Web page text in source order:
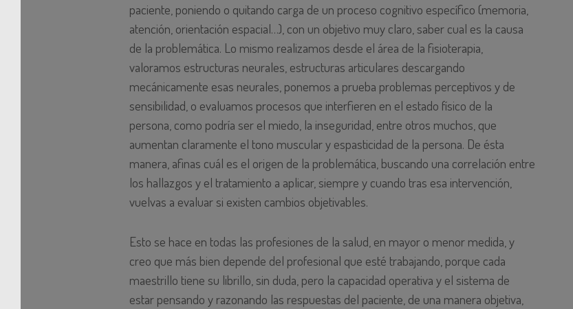
paciente, poniendo o quitando carga de un proceso cognitivo específico (memoria,
atención, orientación espacial…), con un objetivo muy claro, saber cual es la causa
de la problemática. Lo mismo realizamos desde el área de la fisioterapia,
valoramos estructuras neurales, estructuras articulares descargando
mecánicamente esas neurales, ponemos a prueba problemas perceptivos y de
sensibilidad, o evaluamos procesos que interfieren en el estado físico de la
persona, como podría ser el miedo, la inseguridad, entre otros muchos, que
aumentan claramente el tono muscular y espasticidad de la persona. De ésta
manera, afinas cuál es el origen de la problemática, buscando una correlación entre
los hallazgos y el tratamiento a aplicar, siempre y cuando tras esa intervención,
vuelvas a evaluar si existen cambios objetivables.
Esto se hace en todas las profesiones de la salud, en mayor o menor medida, y
creo que más bien depende del profesional que esté trabajando, porque cada
maestrillo tiene su librillo, sin duda, pero la capacidad operativa y el sistema de
estar pensando y razonando las respuestas del paciente, de una manera objetiva,